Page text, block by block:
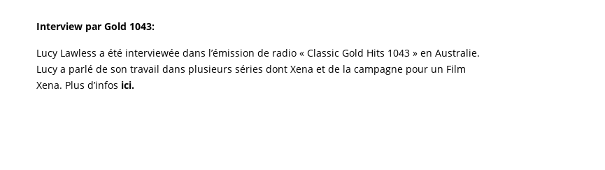
Interview par Gold 1043:
Lucy Lawless a été interviewée dans l’émission de radio « Classic Gold Hits 1043 » en Australie.
Lucy a parlé de son travail dans plusieurs séries dont Xena et de la campagne pour un Film
Xena. Plus d’infos ici.